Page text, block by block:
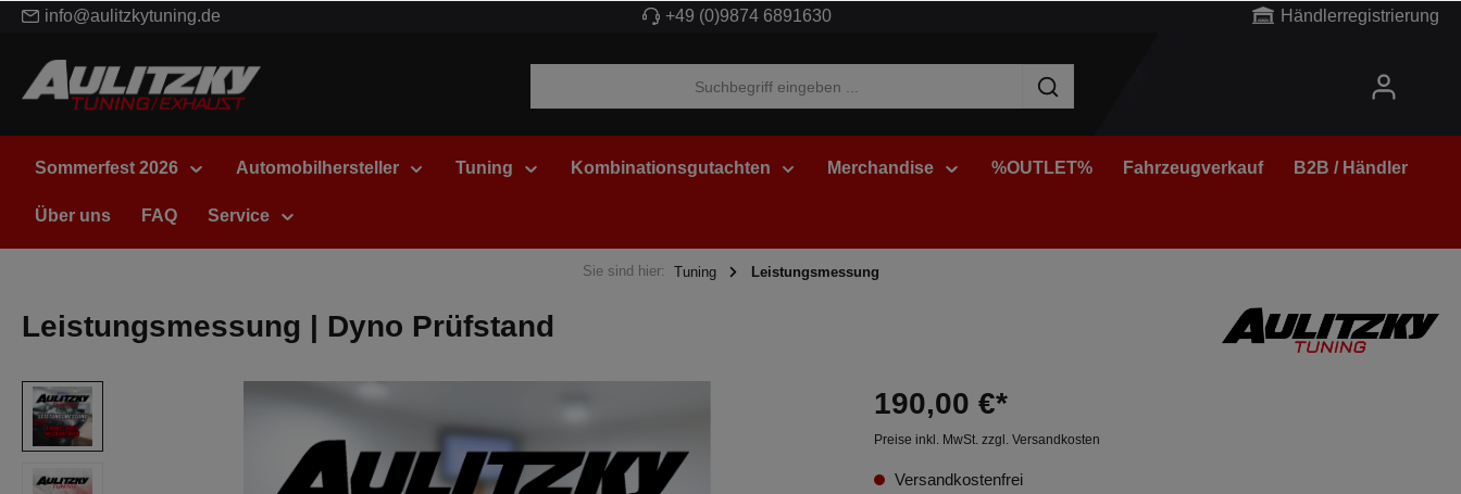
info@aulitzkytuning.de +49 (0)9874 6891630 Händlerregistrierung
Sommerfest 2026 Automobilhersteller Tuning Kombinationsgutachten Merchandise %OUTLET% Fahrzeugverkauf B2B / Händler
Über uns FAQ Service
Sie sind hier: Tuning Leistungsmessung
Leistungsmessung | Dyno Prüfstand
190,00 €*
Preise inkl. MwSt. zzgl. Versandkosten
Versandkostenfrei